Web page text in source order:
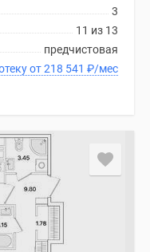
3
11 из 13
предчистовая
В ипотеку от 218 541 ₽/мес